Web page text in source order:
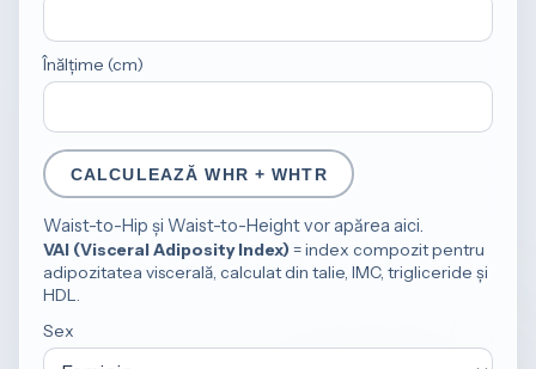
Înălțime (cm)
CALCULEAZĂ WHR + WHTR
Waist-to-Hip și Waist-to-Height vor apărea aici.
VAI (Visceral Adiposity Index) = index compozit pentru
adipozitatea viscerală, calculat din talie, IMC, trigliceride și
HDL.
Sex